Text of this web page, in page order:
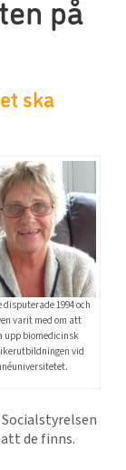
på
ska
disputerade 1994 och
varit med om att
upp biomedicinsk
vid
de finns.